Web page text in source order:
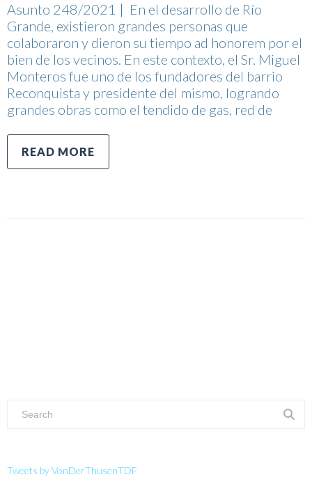
Asunto 248/2021 | En el desarrollo de Río
Grande, existieron grandes personas que
colaboraron y dieron su tiempo ad honorem por el
bien de los vecinos. En este contexto, el Sr. Miguel
Monteros fue uno de los fundadores del barrio
Reconquista y presidente del mismo, logrando
grandes obras como el tendido de gas, red de
READ MORE
Tweets by VonDerThusenTDF